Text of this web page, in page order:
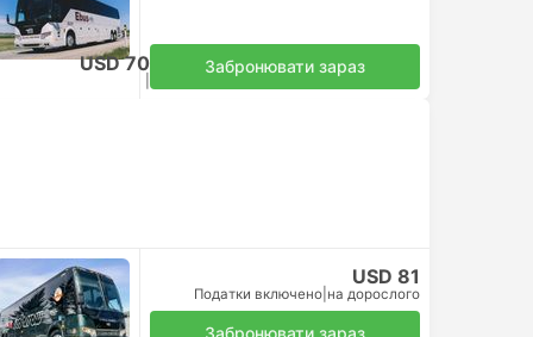
USD 70
Податки включено
на дорослого
Забронювати зараз
USD 81
Податки включено на дорослого
Забронювати зараз